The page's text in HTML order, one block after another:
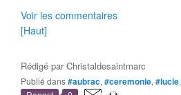
Voir les commentaires
[Haut]
Rédigé parChristaldesaintmarc
Publié dans#aubrac, #ceremonie, #lucie,